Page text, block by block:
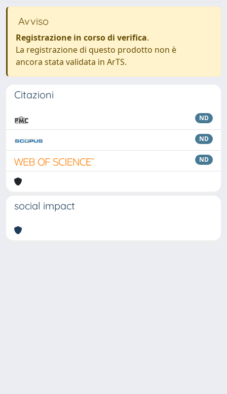
Avviso
Registrazione in corso di verifica.
La registrazione di questo prodotto non è
ancora stata validata in ArTS.
Citazioni
ND
ND
ND
social impact